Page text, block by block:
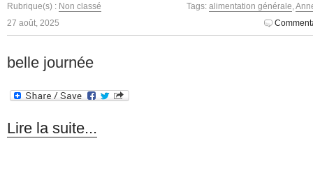
Rubrique(s) : Non classé Tags: alimentation générale
27 août, 2025
belle journée
Lire la suite...